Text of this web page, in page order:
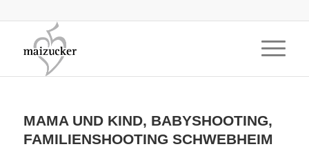
MAMA UND KIND, BABYSHOOTING,
FAMILIENSHOOTING SCHWEBHEIM